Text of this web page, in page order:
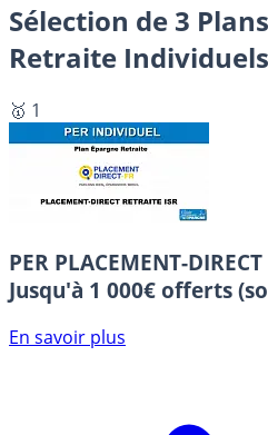
Sélection de 3
Retraite Individuels
🥇 1
PER PLACEMENT-
Jusqu'à 1 000€ offerts
En savoir plus